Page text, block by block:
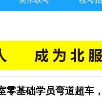
零基础学员弯道超车